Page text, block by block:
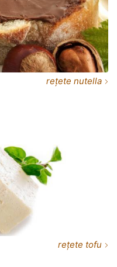
rețete nutella
rețete tofu